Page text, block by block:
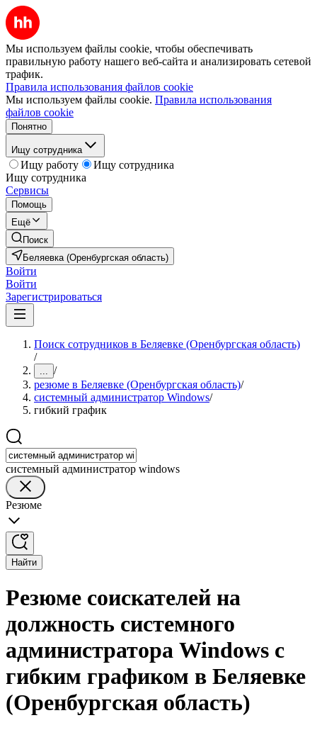
Мы используем файлы cookie, чтобы обеспечивать
правильную работу нашего веб-сайта и анализировать сетевой
трафик.
Правила использования файлов cookie
Мы используем файлы cookie. Правила использования
файлов cookie
Понятно
Ищу сотрудника
Ищу работу
Ищу сотрудника
Ищу сотрудника
Сервисы
Помощь
Ещё
Поиск
Беляевка (Оренбургская область)
Войти
Войти
Зарегистрироваться
Поиск сотрудников в Беляевке (Оренбургская область)
/
... /
резюме в Беляевке (Оренбургская область)/
системный администратор Windows/
гибкий график
системный администратор windows
Резюме
Найти
Резюме соискателей на
должность системного
администратора Windows с
гибким графиком в Беляевке
(Оренбургская область)